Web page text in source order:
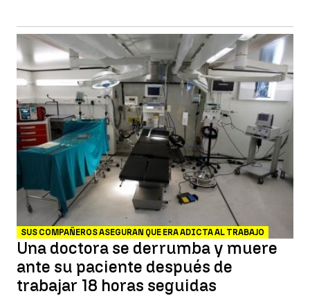
SUS COMPAÑEROS ASEGURAN QUE ERA ADICTA AL TRABAJO
Una doctora se derrumba y muere
ante su paciente después de
trabajar 18 horas seguidas